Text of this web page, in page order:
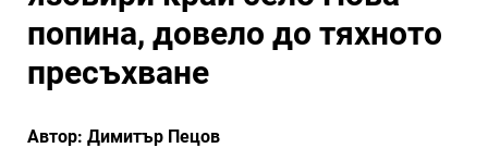
попина, довело до тяхното
пресъхване
Автор: Димитър Пецов